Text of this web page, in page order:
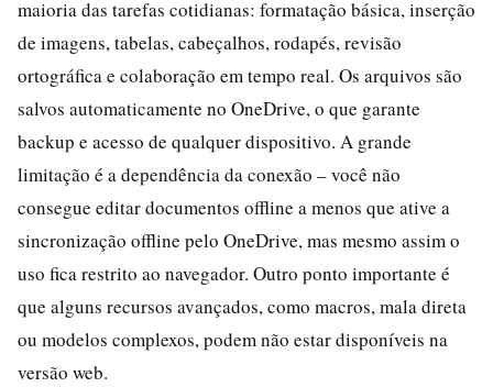
maioria das tarefas cotidianas: formatação básica, inserção
de imagens, tabelas, cabeçalhos, rodapés, revisão
ortográfica e colaboração em tempo real. Os arquivos são
salvos automaticamente no OneDrive, o que garante
backup e acesso de qualquer dispositivo. A grande
limitação é a dependência da conexão – você não
consegue editar documentos offline a menos que ative a
sincronização offline pelo OneDrive, mas mesmo assim o
uso fica restrito ao navegador. Outro ponto importante é
que alguns recursos avançados, como macros, mala direta
ou modelos complexos, podem não estar disponíveis na
versão web.